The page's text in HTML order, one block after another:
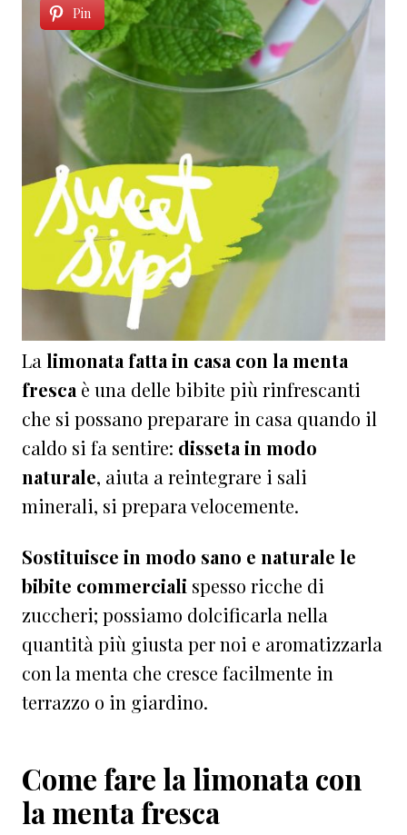
Pin
La limonata fatta in casa con la menta
fresca è una delle bibite più rinfrescanti
che si possano preparare in casa quando il
caldo si fa sentire: disseta in modo
naturale, aiuta a reintegrare i sali
minerali, si prepara velocemente.
Sostituisce in modo sano e naturale le
bibite commerciali spesso ricche di
zuccheri; possiamo dolcificarla nella
quantità più giusta per noi e aromatizzarla
con la menta che cresce facilmente in
terrazzo o in giardino.
Come fare la limonata con
la menta fresca